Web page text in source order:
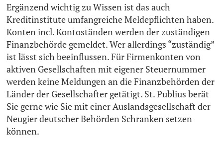
Ergänzend wichtig zu Wissen ist das auch
Kreditinstitute umfangreiche Meldepflichten haben.
Konten incl. Kontoständen werden der zuständigen
Finanzbehörde gemeldet. Wer allerdings “zuständig”
ist lässt sich beeinflussen. Für Firmenkonten von
aktiven Gesellschaften mit eigener Steuernummer
werden keine Meldungen an die Finanzbehörden der
Länder der Gesellschafter getätigt. St. Publius berät
Sie gerne wie Sie mit einer Auslandsgesellschaft der
Neugier deutscher Behörden Schranken setzen
können.